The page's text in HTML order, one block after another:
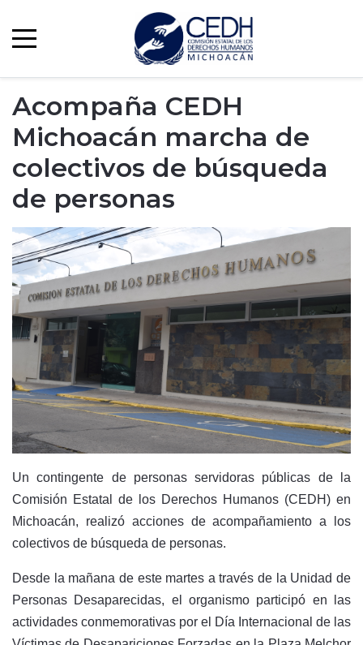
Acompaña CEDH
Michoacán marcha de
colectivos de búsqueda
de personas
Un contingente de personas servidoras públicas de la
Comisión Estatal de los Derechos Humanos (CEDH) en
Michoacán, realizó acciones de acompañamiento a los
colectivos de búsqueda de personas.
Desde la mañana de este martes a través de la Unidad de
Personas Desaparecidas, el organismo participó en las
actividades conmemorativas por el Día Internacional de las